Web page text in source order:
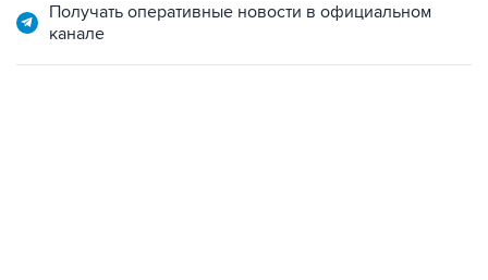
Получать оперативные новости в официальном
канале